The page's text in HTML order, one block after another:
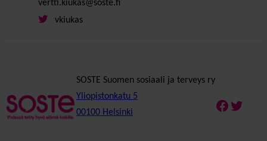
vertti.kiukas@soste.fi
vkiukas
SOSTE Suomen sosiaali ja terveys ry
Yliopistonkatu 5
00100 Helsinki